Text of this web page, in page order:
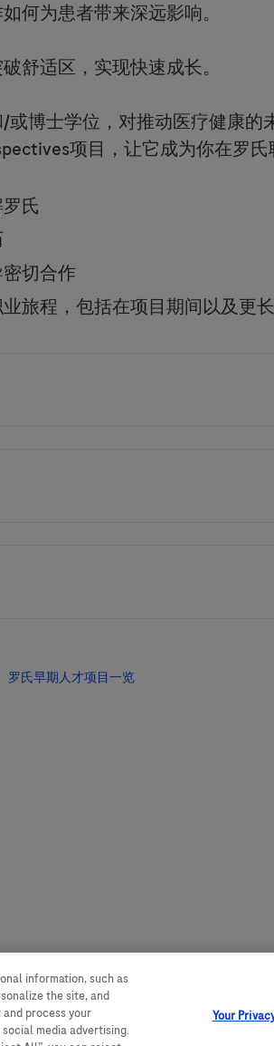
何为患者带来深远影响。
舒适区，实现快速成长。
博士学位，对推动医疗健康的
项目，让它成为你在罗
氏
切合作
旅程，包括在项目期间以及更
罗氏早期人才项目一览
information, such as
the site, and
process your
media advertising.
Your